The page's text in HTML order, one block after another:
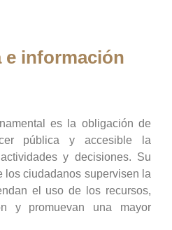
e información
es la obligación de
pública y accesible la
y decisiones. Su
los ciudadanos supervisen la
el uso de los recursos,
y promuevan una mayor